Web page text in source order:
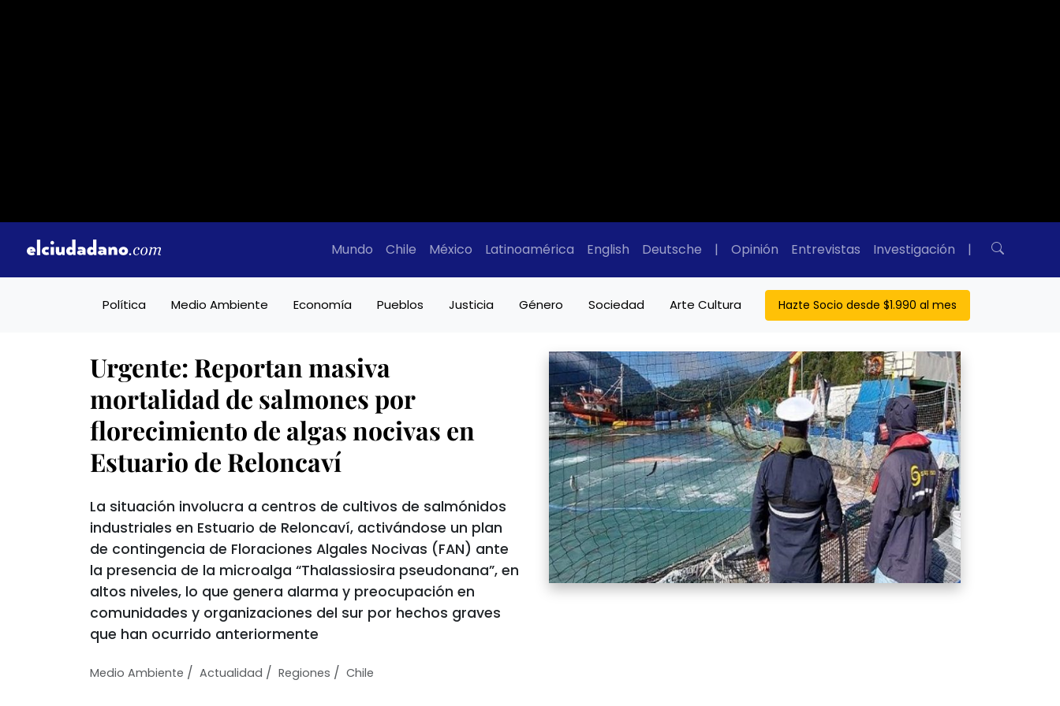
Mundo Chile México Latinoamérica English Deutsche | Opinión Entrevistas Investigación |
Política Medio Ambiente Economía Pueblos Justicia Género Sociedad Arte Cultura Hazte Socio desde $1.990 al mes
Urgente: Reportan masiva
mortalidad de salmones por
florecimiento de algas nocivas en
Estuario de Reloncaví
La situación involucra a centros de cultivos de salmónidos
industriales en Estuario de Reloncaví, activándose un plan
de contingencia de Floraciones Algales Nocivas (FAN) ante
la presencia de la microalga “Thalassiosira pseudonana”, en
altos niveles, lo que genera alarma y preocupación en
comunidades y organizaciones del sur por hechos graves
que han ocurrido anteriormente
Medio Ambiente / Actualidad / Regiones / Chile